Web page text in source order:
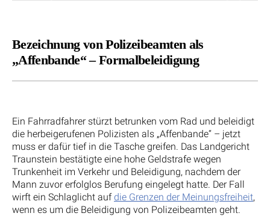
Bezeichnung von Polizeibeamten als
„Affenbande“ – Formalbeleidigung
Ein Fahrradfahrer stürzt betrunken vom Rad und beleidigt
die herbeigerufenen Polizisten als „Affenbande“ – jetzt
muss er dafür tief in die Tasche greifen. Das Landgericht
Traunstein bestätigte eine hohe Geldstrafe wegen
Trunkenheit im Verkehr und Beleidigung, nachdem der
Mann zuvor erfolglos Berufung eingelegt hatte. Der Fall
wirft ein Schlaglicht aufdie Grenzen der Meinungsfreiheit,
wenn es um die Beleidigung von Polizeibeamten geht.